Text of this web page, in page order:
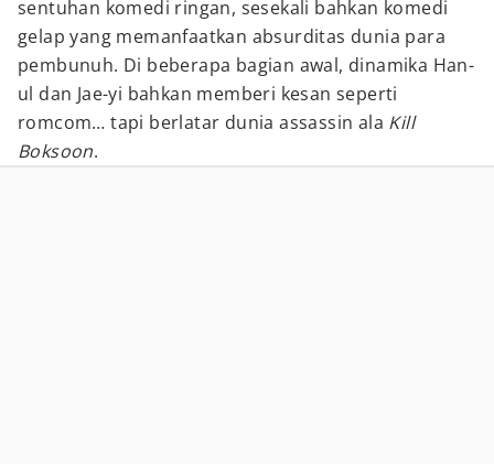
sentuhan komedi ringan, sesekali bahkan komedi
gelap yang memanfaatkan absurditas dunia para
pembunuh. Di beberapa bagian awal, dinamika Han-
ul dan Jae-yi bahkan memberi kesan seperti
romcom… tapi berlatar dunia assassin ala Kill
Boksoon.